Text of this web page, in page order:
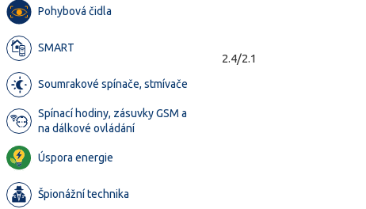
Pohybová čidla
SMART
Soumrakové spínače, stmívače
Spínací hodiny, zásuvky GSM a
na dálkové ovládání
Úspora energie
Špionážní technika
2.4/2.1